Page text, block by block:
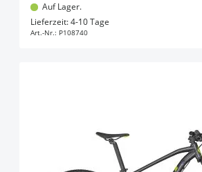
Auf Lager.
Lieferzeit: 4-10 Tage
Art.-Nr.: P108740